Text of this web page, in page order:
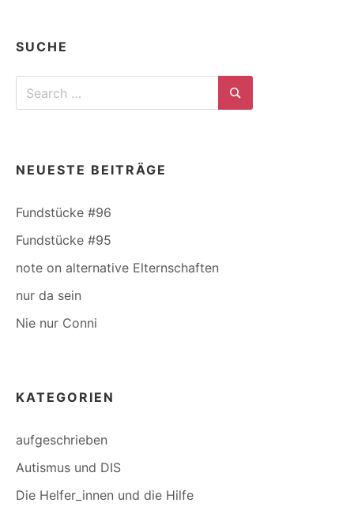
SUCHE
Search
for:
Search
NEUESTE BEITRÄGE
Fundstücke #96
Fundstücke #95
note on alternative Elternschaften
nur da sein
Nie nur Conni
KATEGORIEN
aufgeschrieben
Autismus und DIS
Die Helfer_innen und die Hilfe